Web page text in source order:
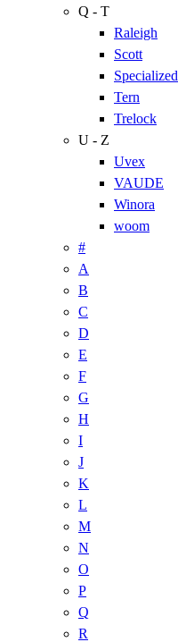
Q - T
Raleigh
Scott
Specialized
Tern
Trelock
U - Z
Uvex
VAUDE
Winora
woom
#
A
B
C
D
E
F
G
H
I
J
K
L
M
N
O
P
Q
R